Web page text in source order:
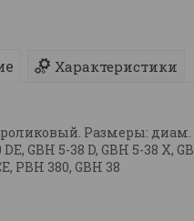
Характеристики
Размеры: диам.
GBH 5-38 D, GBH 5-38 X,
PBH 380, GBH 38